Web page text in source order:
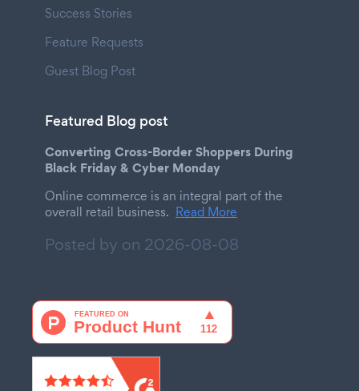
Success Stories
Feature Requests
Guest Blog Post
Featured Blog post
Converting Cross-Border Shoppers During
Black Friday & Cyber Monday
Online commerce is an integral part of the
overall retail business. Read More
Posted by on 2026-08-08